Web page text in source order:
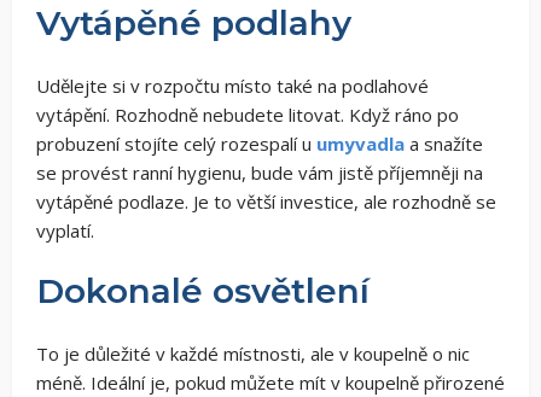
Vytápěné podlahy
Udělejte si v rozpočtu místo také na podlahové
vytápění. Rozhodně nebudete litovat. Když ráno po
probuzení stojíte celý rozespalí u umyvadla a snažíte
se provést ranní hygienu, bude vám jistě příjemněji na
vytápěné podlaze. Je to větší investice, ale rozhodně se
vyplatí.
Dokonalé osvětlení
To je důležité v každé místnosti, ale v koupelně o nic
méně. Ideální je, pokud můžete mít v koupelně přirozené